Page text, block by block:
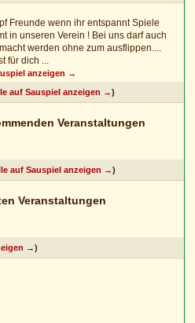
Freunde wenn ihr entspannt Spiele
in unseren Verein ! Bei uns darf auch
werden ohne zum ausflippen....
für dich ...
anzeigen →
auf Sauspiel anzeigen →)
Veranstaltungen
auf Sauspiel anzeigen →)
Veranstaltungen
→)